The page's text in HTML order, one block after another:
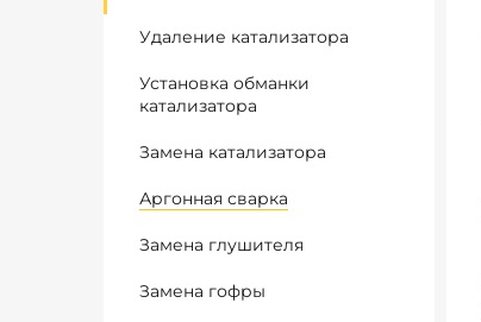
Удаление катализатора
Установка обманки
катализатора
Замена катализатора
Аргонная сварка
Замена глушителя
Замена гофры